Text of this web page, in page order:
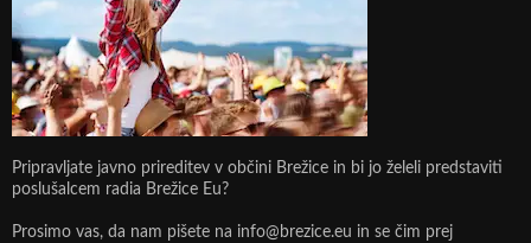
Pripravljate javno prireditev v občini Brežice in bi jo želeli predstaviti
poslušalcem radia Brežice Eu?
Prosimo vas, da nam pišete na info@brezice.eu in se čim prej